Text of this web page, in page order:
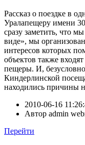
Рассказ о поездке в
Уралапещеру имени
сразу заметить, что
виде», мы
интересов которых
объектов также
пещеры. И,
Киндерлинской
находились причины
2010-06-16
Автор admin
Перейти